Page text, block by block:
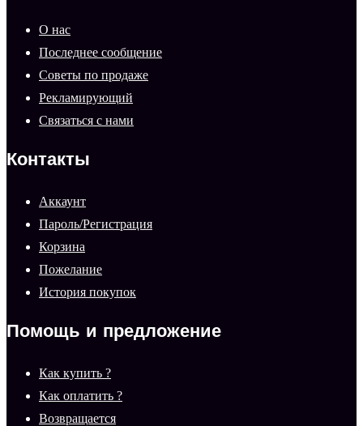
О нас
Последнее сообщение
Советы по продаже
Рекламирующий
Связаться с нами
Контакты
Аккаунт
Пароль/Регистрация
Корзина
Пожелание
История покупок
Помощь и предложение
Как купить ?
Как оплатить ?
Возвращается